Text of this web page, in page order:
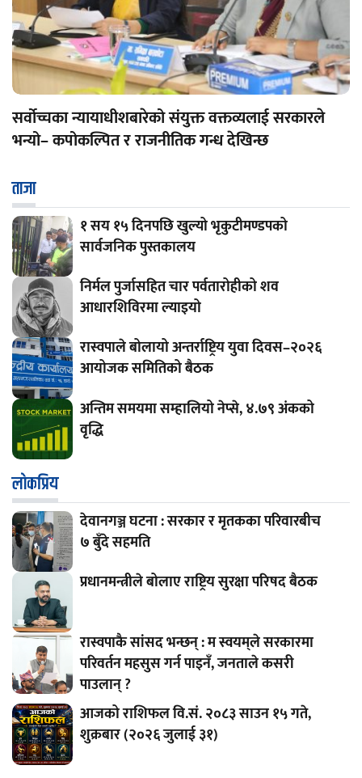
सर्वोच्चका न्यायाधीशबारेको संयुक्त वक्तव्यलाई सरकारले
भन्यो– कपोकल्पित र राजनीतिक गन्ध देखिन्छ
ताजा
१ सय १५ दिनपछि खुल्यो भृकुटीमण्डपको
सार्वजनिक पुस्तकालय
निर्मल पुर्जासहित चार पर्वतारोहीको शव
आधारशिविरमा ल्याइयो
रास्वपाले बोलायो अन्तर्राष्ट्रिय युवा दिवस–२०२६
आयोजक समितिको बैठक
अन्तिम समयमा सम्हालियो नेप्से, ४.७९ अंकको
वृद्धि
लाेकप्रिय
देवानगञ्ज घटना : सरकार र मृतकका परिवारबीच
७ बुँदे सहमति
प्रधानमन्त्रीले बोलाए राष्ट्रिय सुरक्षा परिषद बैठक
रास्वपाकै सांसद भन्छन् : म स्वयम्‌ले सरकारमा
परिवर्तन महसुस गर्न पाइनँ, जनताले कसरी
पाउलान् ?
आजको राशिफल वि.सं. २०८३ साउन १५ गते,
शुक्रबार (२०२६ जुलाई ३१)